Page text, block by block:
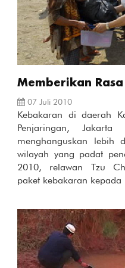
Memberikan
07 Juli 2010
Kebakaran di daerah
Penjaringan,
menghanguskan
wilayah yang padat
2010, relawan Tzu
paket kebakaran